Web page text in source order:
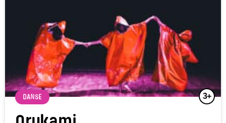
3+
DANSE